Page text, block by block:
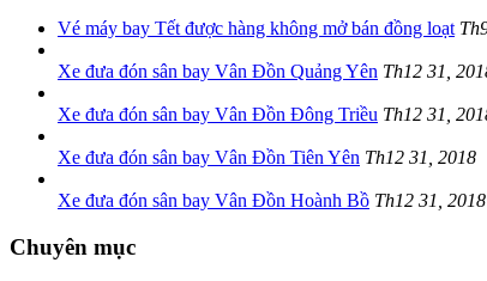
Vé máy bay Tết được hàng không mở bán đồng loạt
Xe đưa đón sân bay Vân Đồn Quảng Yên Th12 31,
Xe đưa đón sân bay Vân Đồn Đông Triều Th12 31,
Xe đưa đón sân bay Vân Đồn Tiên Yên Th12 31, 2018
Xe đưa đón sân bay Vân Đồn Hoành Bồ Th12 31, 2018
Chuyên mục